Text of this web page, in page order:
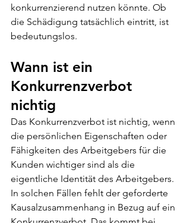
konkurrenzierend nutzen könnte. Ob
die Schädigung tatsächlich eintritt, ist
bedeutungslos.
Wann ist ein
Konkurrenzverbot
nichtig
Das Konkurrenzverbot ist nichtig, wenn
die persönlichen Eigenschaften oder
Fähigkeiten des Arbeitgebers für die
Kunden wichtiger sind als die
eigentliche Identität des Arbeitgebers.
In solchen Fällen fehlt der geforderte
Kausalzusammenhang in Bezug auf ein